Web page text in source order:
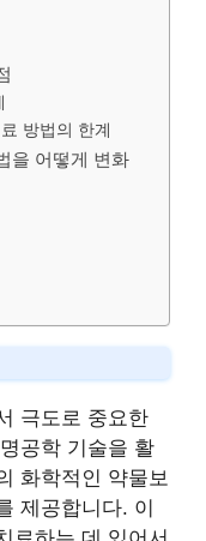
방법의 한계
을 어떻게 변화
극도로 중요한
공학 기술을 활
화학적인 약물보
제공합니다. 이